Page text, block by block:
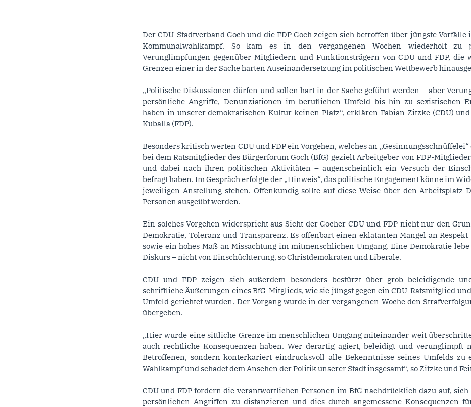
Der CDU-Stadtverband Goch und die FDP Goch zeigen sich betroffen über jüngste Vorfälle
Kommunalwahlkampf. So kam es in den vergangenen Wochen wiederholt zu
Verunglimpfungen gegenüber Mitgliedern und Funktionsträgern von CDU und FDP, die
Grenzen einer in der Sache harten Auseinandersetzung im politischen Wettbewerb
„Politische Diskussionen dürfen und sollen hart in der Sache geführt werden – aber
persönliche Angriffe, Denunziationen im beruflichen Umfeld bis hin zu sexistischen
haben in unserer demokratischen Kultur keinen Platz“, erklären Fabian Zitzke (CDU)
Kuballa (FDP).
Besonders kritisch werten CDU und FDP ein Vorgehen, welches an
bei dem Ratsmitglieder des Bürgerforum Goch (BfG) gezielt Arbeitgeber von FDP-
und dabei nach ihren politischen Aktivitäten – augenscheinlich ein Versuch der
befragt haben. Im Gespräch erfolgte der „Hinweis“, das politische Engagement könne im
jeweiligen Anstellung stehen. Offenkundig sollte auf diese Weise über den Arbeitsplatz
Personen ausgeübt werden.
Ein solches Vorgehen widerspricht aus Sicht der Gocher CDU und FDP nicht nur den
Demokratie, Toleranz und Transparenz. Es offenbart einen eklatanten Mangel an Respekt
sowie ein hohes Maß an Missachtung im mitmenschlichen Umgang. Eine Demokratie
Diskurs – nicht von Einschüchterung, so Christdemokraten und Liberale.
CDU und FDP zeigen sich außerdem besonders bestürzt über grob beleidigende
schriftliche Äußerungen eines BfG-Mitglieds, wie sie jüngst gegen ein CDU-Ratsmitglied
Umfeld gerichtet wurden. Der Vorgang wurde in der vergangenen Woche den
übergeben.
„Hier wurde eine sittliche Grenze im menschlichen Umgang miteinander weit
auch rechtliche Konsequenzen haben. Wer derartig agiert, beleidigt und verunglimpft
Betroffenen, sondern konterkariert eindrucksvoll alle Bekenntnisse seines Umfelds zu
Wahlkampf und schadet dem Ansehen der Politik unserer Stadt insgesamt“, so Zitzke und
CDU und FDP fordern die verantwortlichen Personen im BfG nachdrücklich dazu auf,
persönlichen Angriffen zu distanzieren und dies durch angemessene Konsequenzen